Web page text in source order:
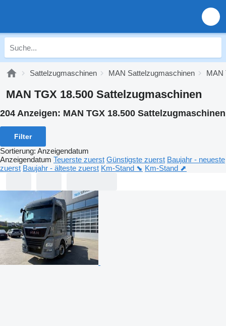
Sattelzugmaschinen MAN Sattelzugmaschinen MAN
MAN TGX 18.500 Sattelzugmaschinen
204 Anzeigen: MAN TGX 18.500 Sattelzugmaschinen
Filter
Sortierung: Anzeigendatum
Anzeigendatum Teuerste zuerst Günstigste zuerst Baujahr - neueste
zuerst Baujahr - älteste zuerst Km-Stand ⬊ Km-Stand ⬈